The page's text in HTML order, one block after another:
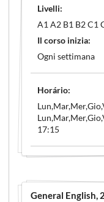
Livelli:
A1 A2 B1 B2 C1
Il corso inizia:
Ogni settimana
Horário:
17:15
General English